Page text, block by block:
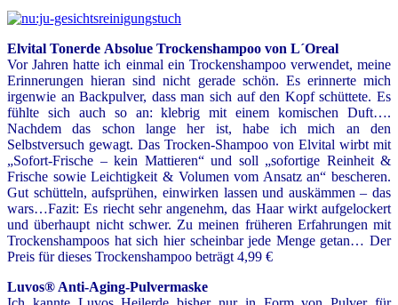
Elvital Tonerde Absolue Trockenshampoo von L´Oreal
Vor Jahren hatte ich einmal ein Trockenshampoo verwendet, meine
Erinnerungen hieran sind nicht gerade schön. Es erinnerte mich
irgenwie an Backpulver, dass man sich auf den Kopf schüttete. Es
fühlte sich auch so an: klebrig mit einem komischen Duft….
Nachdem das schon lange her ist, habe ich mich an den
Selbstversuch gewagt. Das Trocken-Shampoo von Elvital wirbt mit
„Sofort-Frische – kein Mattieren“ und soll „sofortige Reinheit &
Frische sowie Leichtigkeit & Volumen vom Ansatz an“ bescheren.
Gut schütteln, aufsprühen, einwirken lassen und auskämmen – das
wars…Fazit: Es riecht sehr angenehm, das Haar wirkt aufgelockert
und überhaupt nicht schwer. Zu meinen früheren Erfahrungen mit
Trockenshampoos hat sich hier scheinbar jede Menge getan… Der
Preis für dieses Trockenshampoo beträgt 4,99 €
Luvos® Anti-Aging-Pulvermaske